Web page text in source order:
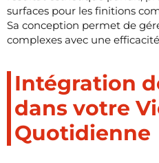
surfaces pour les finitions
Sa conception permet de
complexes avec une
Intégration
dans votre
Quotidienne